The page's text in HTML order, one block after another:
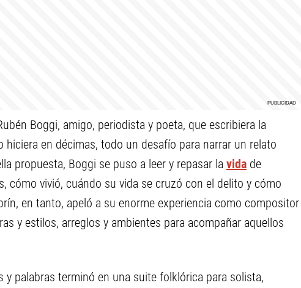
Boggi, amigo, periodista y poeta, que escribiera la
en décimas, todo un desafío para narrar un relato
propuesta, Boggi se puso a leer y repasar la vida de
cómo vivió, cuándo su vida se cruzó con el delito y cómo
en tanto, apeló a su enorme experiencia como compositor
y estilos, arreglos y ambientes para acompañar aquellos
y palabras terminó en una suite folklórica para solista,